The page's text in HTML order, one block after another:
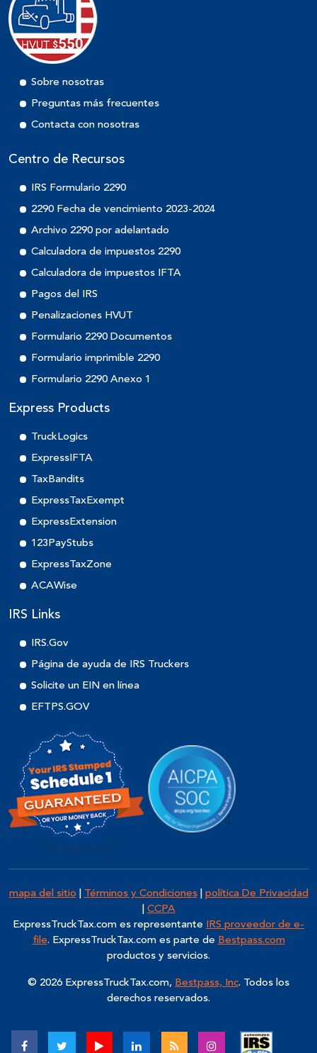
Sobre nosotras
Preguntas más frecuentes
Contacta con nosotras
Centro de Recursos
IRS Formulario 2290
2290 Fecha de vencimiento 2023-2024
Archivo 2290 por adelantado
Calculadora de impuestos 2290
Calculadora de impuestos IFTA
Pagos del IRS
Penalizaciones HVUT
Formulario 2290 Documentos
Formulario imprimible 2290
Formulario 2290 Anexo 1
Express Products
TruckLogics
ExpressIFTA
TaxBandits
ExpressTaxExempt
ExpressExtension
123PayStubs
ExpressTaxZone
ACAWise
IRS Links
IRS.Gov
Página de ayuda de IRS Truckers
Solicite un EIN en línea
EFTPS.GOV
mapa del sitio Términos y Condiciones| política De Privacidad
CCPA
ExpressTruckTax.com es representante
IRS proveedor de e-
file. ExpressTruckTax.com es parte de Bestpass.com
productos y servicios.
© 2026 ExpressTruckTax.com, Bestpass, Inc. Todos los
derechos reservados.